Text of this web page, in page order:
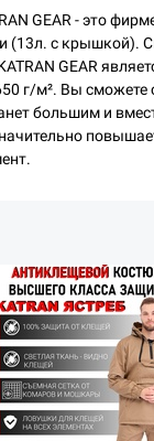
GEAR - это
(13л. с крышкой).
GEAR
г/м². Вы
большим и